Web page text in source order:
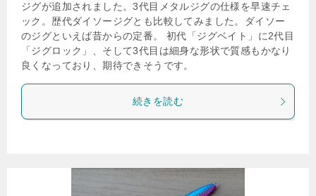
ジグが追加されました。3代目メタルジグの仕様を早速チェ
ック。歴代ダイソージグとも比較してみました。ダイソー
のジグといえば昔からの定番。 初代「ジグベイト」に2代目
「ジグロック」、そして3代目は細身な形状で質感もかなり
良くなっており、期待できそうです。
続きを読む